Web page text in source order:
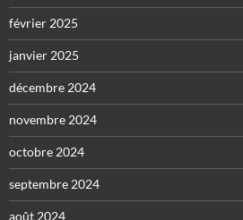
février 2025
janvier 2025
décembre 2024
novembre 2024
octobre 2024
septembre 2024
août 2024